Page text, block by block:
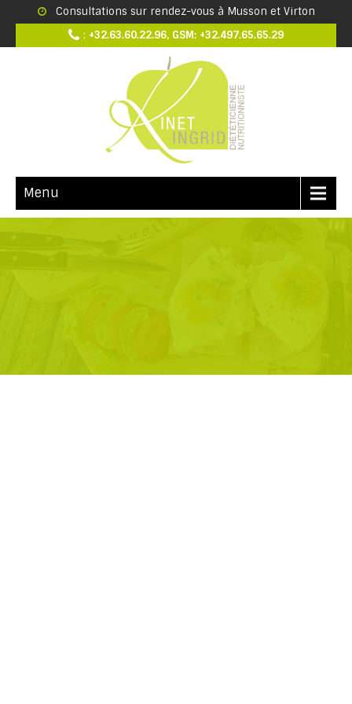
Consultations sur rendez-vous à Musson et Virton
: +32.63.60.22.96, GSM: +32.497.65.65.29
Menu